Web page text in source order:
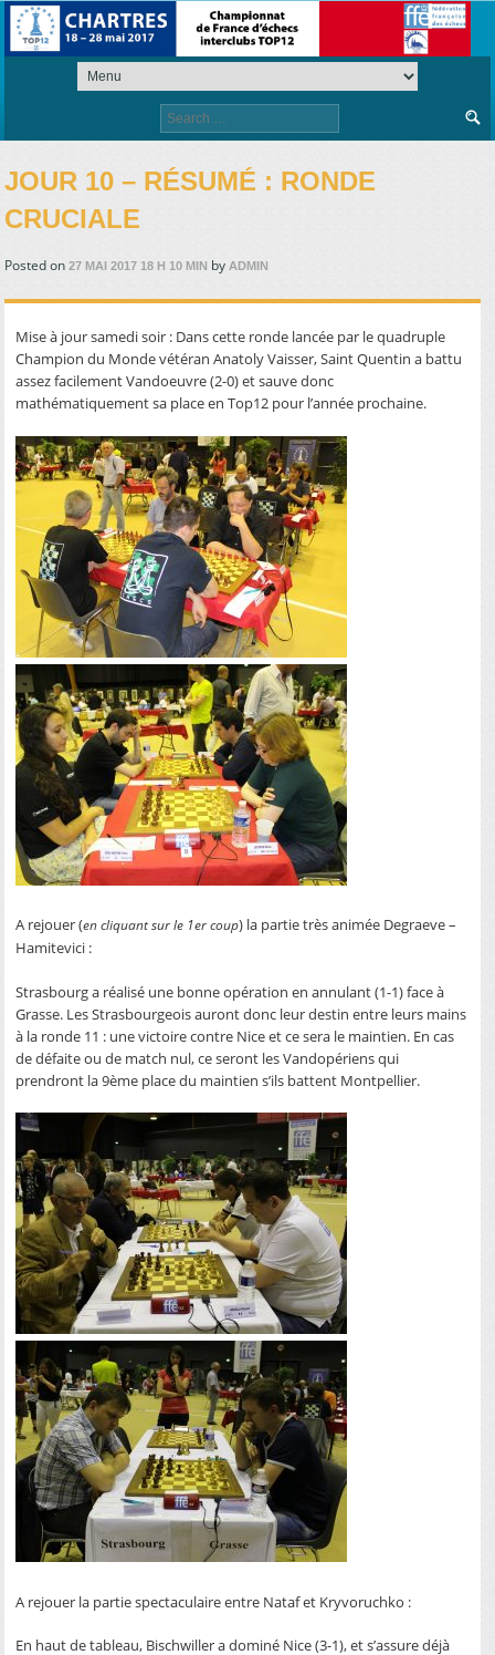
Search
for:
JOUR 10 – RÉSUMÉ : RONDE
CRUCIALE
Posted on27 MAI 2017 18 H 10 MIN byADMIN
Mise à jour samedi soir : Dans cette ronde lancée par le quadruple
Champion du Monde vétéran Anatoly Vaisser, Saint Quentin a battu
assez facilement Vandoeuvre (2-0) et sauve donc
mathématiquement sa place en Top12 pour l’année prochaine.
A rejouer (en cliquant sur le 1er coup) la partie très animée Degraeve –
Hamitevici :
Strasbourg a réalisé une bonne opération en annulant (1-1) face à
Grasse. Les Strasbourgeois auront donc leur destin entre leurs mains
à la ronde 11 : une victoire contre Nice et ce sera le maintien. En cas
de défaite ou de match nul, ce seront les Vandopériens qui
prendront la 9ème place du maintien s’ils battent Montpellier.
A rejouer la partie spectaculaire entre Nataf et Kryvoruchko :
En haut de tableau, Bischwiller a dominé Nice (3-1), et s’assure déjà